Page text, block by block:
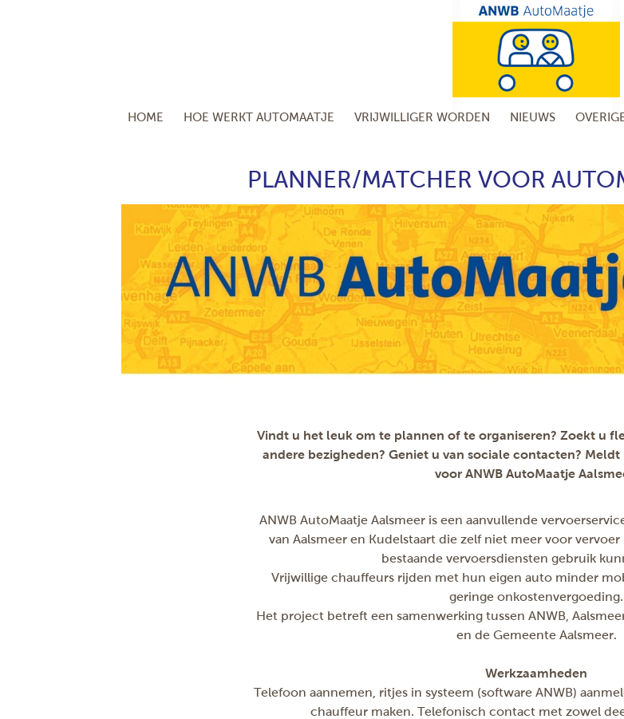
HOME HOE WERKT AUTOMAATJE VRIJWILLIGER WORDEN NIEUWS
PLANNER/MATCHER VOOR
Vindt u het leuk om te plannen of te organiseren? Zoekt u
andere bezigheden? Geniet u van sociale contacten?
voor ANWB AutoMaatje
ANWB AutoMaatje Aalsmeer is een aanvullende
van Aalsmeer en Kudelstaart die zelf niet meer voor
bestaande vervoersdiensten gebruik
Vrijwillige chauffeurs rijden met hun eigen auto minder
geringe onkostenvergoeding.
Het project betreft een samenwerking tussen ANWB,
en de Gemeente Aalsmeer.
Werkzaamheden
Telefoon aannemen, ritjes in systeem (software ANWB)
chauffeur maken. Telefonisch contact met zowel